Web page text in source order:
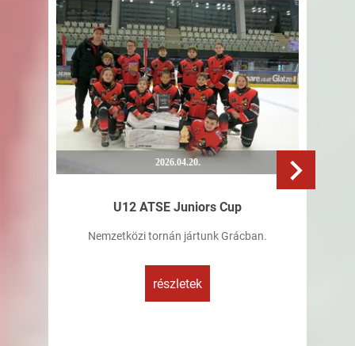
2026.04.20.
U12 ATSE Juniors Cup
Nemzetközi tornán jártunk Grácban.
részletek